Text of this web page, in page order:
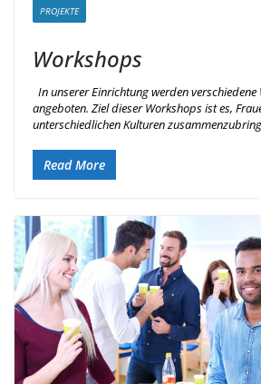
PROJEKTE
Workshops
In unserer Einrichtung werden
angeboten. Ziel dieser Workshops ist es,
unterschiedlichen Kulturen
Read More